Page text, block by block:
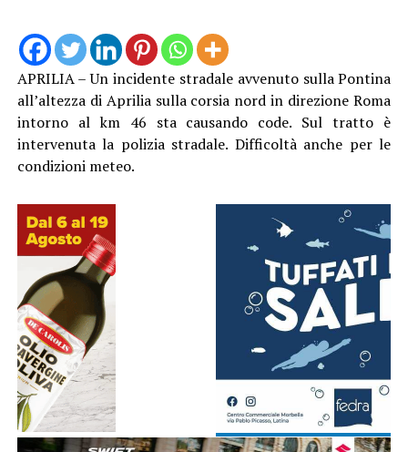
APRILIA – Un incidente stradale avvenuto sulla Pontina
all’altezza di Aprilia sulla corsia nord in direzione Roma
intorno al km 46 sta causando code. Sul tratto è
intervenuta la polizia stradale. Difficoltà anche per le
condizioni meteo.